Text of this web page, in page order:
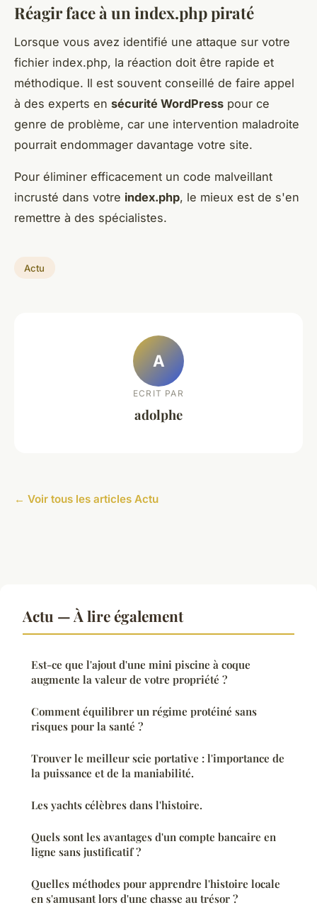
Réagir face à un index.php piraté
Lorsque vous avez identifié une attaque sur votre
fichier index.php, la réaction doit être rapide et
méthodique. Il est souvent conseillé de faire appel
à des experts en sécurité WordPress pour ce
genre de problème, car une intervention maladroite
pourrait endommager davantage votre site.
Pour éliminer efficacement un code malveillant
incrusté dans votre index.php, le mieux est de s'en
remettre à des spécialistes.
Actu
A
ECRIT PAR
adolphe
← Voir tous les articles Actu
Actu — À lire également
Est-ce que l'ajout d'une mini piscine à coque
augmente la valeur de votre propriété ?
Comment équilibrer un régime protéiné sans
risques pour la santé ?
Trouver le meilleur scie portative : l'importance de
la puissance et de la maniabilité.
Les yachts célèbres dans l'histoire.
Quels sont les avantages d'un compte bancaire en
ligne sans justificatif ?
Quelles méthodes pour apprendre l'histoire locale
en s'amusant lors d'une chasse au trésor ?